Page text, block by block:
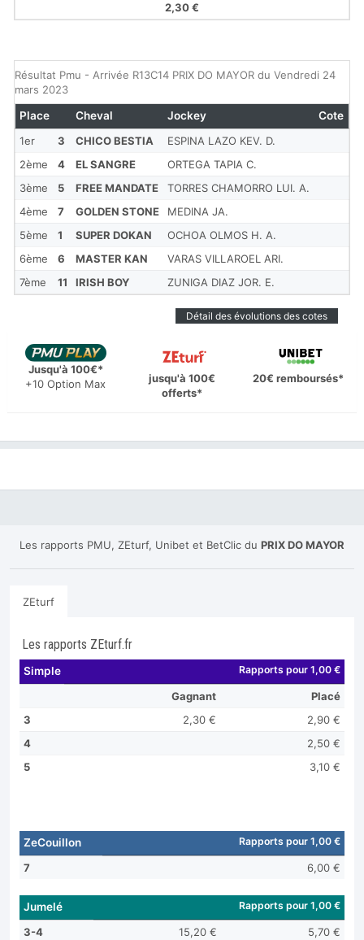
2,30 €
Résultat Pmu - Arrivée R13C14 PRIX DO MAYOR du Vendredi 24
mars 2023
1er 3 CHICO BESTIA
ESPINA LAZO KEV. D.
2ème
4 EL SANGRE
ORTEGA TAPIA C.
3ème
5 FREE MANDATE
TORRES CHAMORRO LUI. A.
4ème
7 GOLDEN STONE
MEDINA JA.
5ème
1 SUPER DOKAN
OCHOA OLMOS H. A.
6ème
6 MASTER KAN
VARAS VILLAROEL ARI.
7ème
11 IRISH BOY ZUNIGA DIAZ JOR. E.
Place Cheval Jockey Cote
Détail des évolutions des cotes
Jusqu'à 100€*
+10 Option Max
jusqu'à 100€
offerts*
20€ remboursés*
Les rapports PMU, ZEturf, Unibet et BetClic du PRIX DO MAYOR
ZEturf
Les rapports ZEturf.fr
Simple Rapports pour 1,00 €
Gagnant
Placé
3
2,30 €
2,90 €
4
2,50 €
5
3,10 €
ZeCouillon Rapports pour 1,00 €
7 6,00 €
Jumelé Rapports pour 1,00 €
3-4 15,20 €
5,70 €